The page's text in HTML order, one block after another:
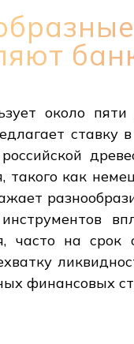
около
ставку
такого как
часто на
финансовых